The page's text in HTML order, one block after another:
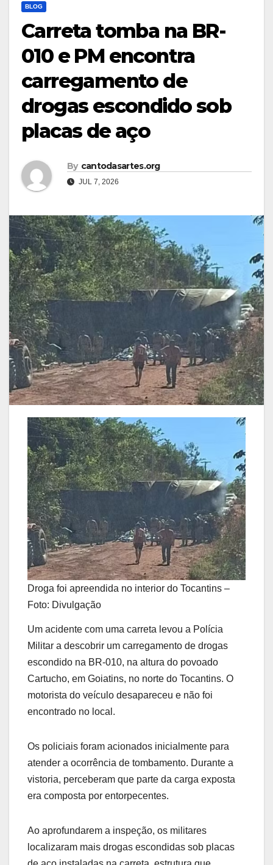
BLOG
Carreta tomba na BR-
010 e PM encontra
carregamento de
drogas escondido sob
placas de aço
By cantodasartes.org
JUL 7, 2026
Droga foi apreendida no interior do Tocantins –
Foto: Divulgação
Um acidente com uma carreta levou a Polícia
Militar a descobrir um carregamento de drogas
escondido na BR-010, na altura do povoado
Cartucho, em Goiatins, no norte do Tocantins. O
motorista do veículo desapareceu e não foi
encontrado no local.
Os policiais foram acionados inicialmente para
atender a ocorrência de tombamento. Durante a
vistoria, perceberam que parte da carga exposta
era composta por entorpecentes.
Ao aprofundarem a inspeção, os militares
localizaram mais drogas escondidas sob placas